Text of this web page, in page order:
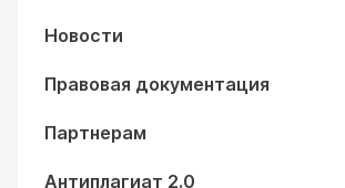
Новости
Правовая документация
Партнерам
Антиплагиат 2.0